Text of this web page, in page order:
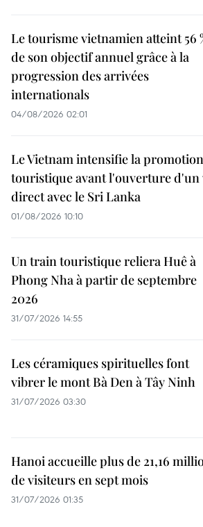
Le tourisme vietnamien atteint 56
de son objectif annuel grâce à la
progression des arrivées
internationals
04/08/2026 02:01
Le Vietnam intensifie la promotion
touristique avant l'ouverture d'un
direct avec le Sri Lanka
01/08/2026 10:10
Un train touristique reliera Huê à
Phong Nha à partir de septembre
2026
31/07/2026 14:55
Les céramiques spirituelles font
vibrer le mont Bà Den à Tây Ninh
31/07/2026 03:30
Hanoi accueille plus de 21,16
de visiteurs en sept mois ​
31/07/2026 01:35